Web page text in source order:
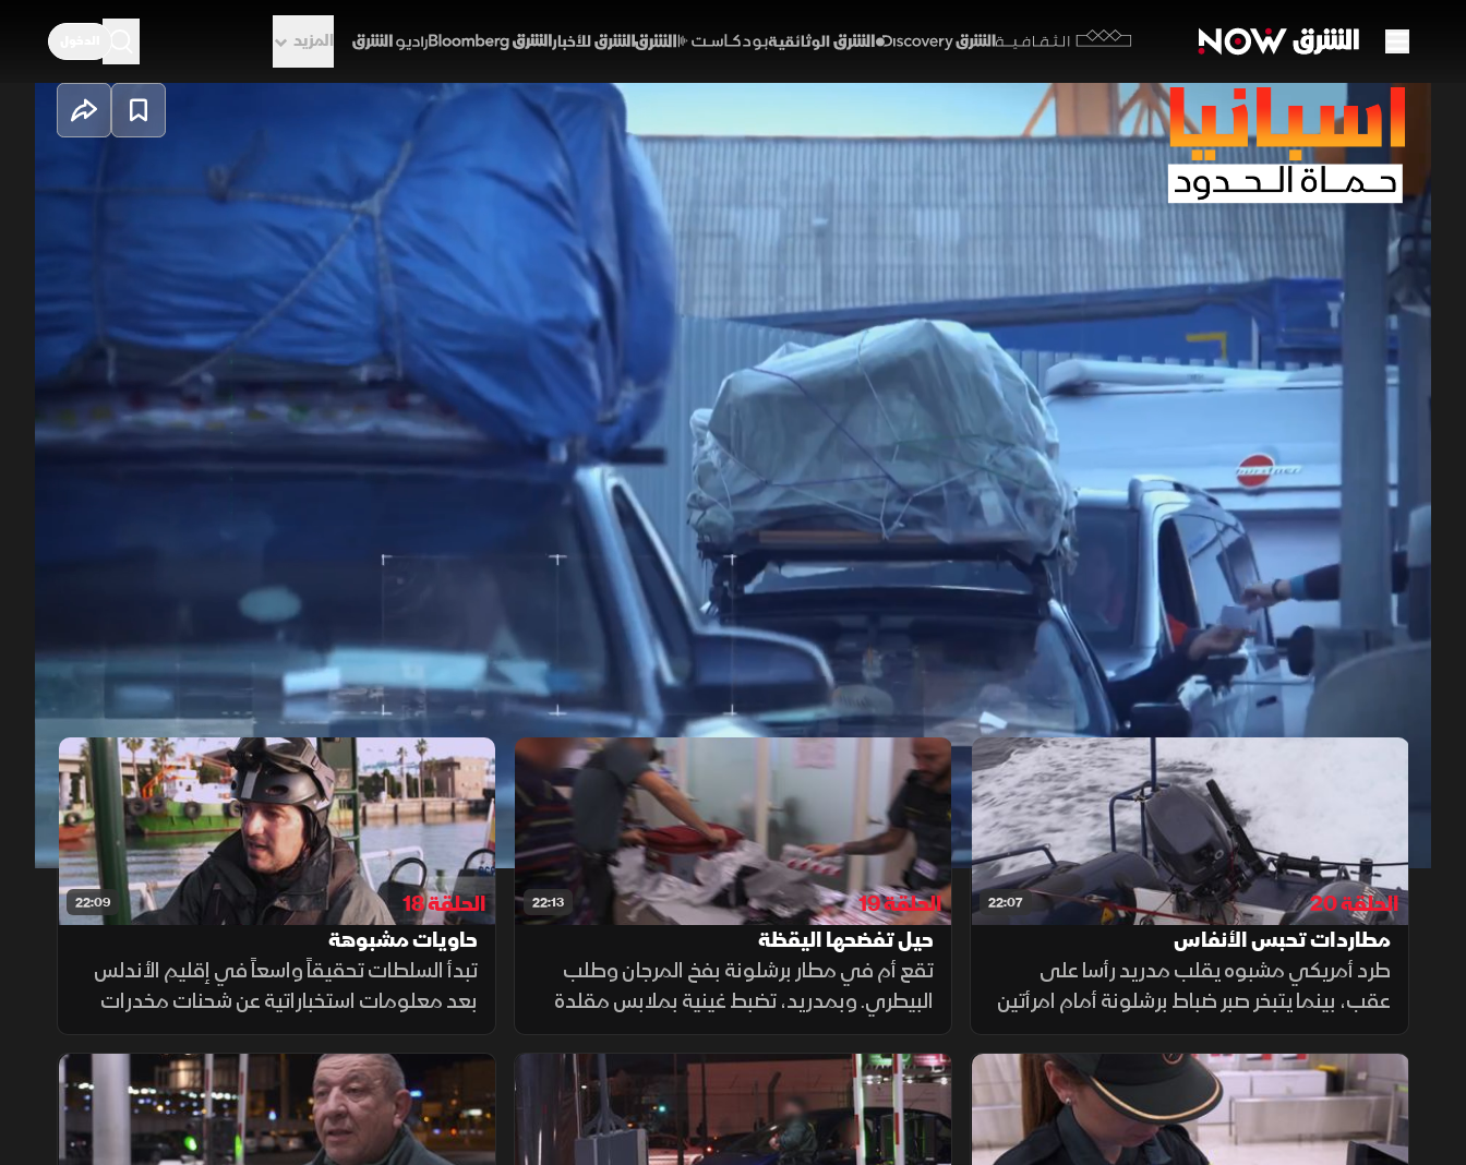
الثقافية
المزيد
‫وفي برشلونة، خطأ قاتل لسائق‬ 00:12/22:13 1x
تجاوز الرقابة
إسبانيا.. حماة الحدود الحلقة 17
تشهد نقاط التفتيش الأمنية في إسبانيا حالتي اشتباه متزامنتين، إذ يتعامل ضباط الجمارك في مطار باراخاس
مع مسافر يرفض التعاون خلال إجراءات التفتيش، بينما يتمكن عناصر الأمن في معبر لا لينيا الحدودي من ضبط
سائق أخفى مواد مهربة داخل قاع مزدوج مزيف في مركبته، في محاولة محكمة لتجاوز الرقابة الأمنية
والجمركية.
برامج الجريمة والغموض ديسكفري
حلقات الموسم 5
22:07
الحلقة 20
مطاردات تحبس الأنفاس
طرد أمريكي مشبوه يقلب مدريد رأسا على
عقب، بينما يتبخر صبر ضباط برشلونة أمام امرأتين
متلبستين بالجرم. وفي عمق مضيق جبل طارق،
يصارع زورق دورية رياحا هوجاء لضبط مهرب
يوشك أن يختفي.
22:13
الحلقة 19
حيل تفضحها اليقظة
تقع أم في مطار برشلونة بفخ المرجان وطلب
البيطري. وبمدريد، تضبط غينية بملابس مقلدة
زعمتها لعائلتها. وفي برشلونة، يستغل أوكراني
هرب تبغه تحت مظلة غفلة الحراس ليفِر قبل
صرخة "توقف" الحازمة.
22:09
الحلقة 18
حاويات مشبوهة
تبدأ السلطات تحقيقاً واسعاً في إقليم الأندلس
بعد معلومات استخباراتية عن شحنات مخدرات
قادمة، فيما يكثف ضباط ميناء برشلونة عمليات
التفتيش داخل حاويتين مشبوهتين بحثاً عن مواد
مهربة مرتبطة بعصابات إجرامية